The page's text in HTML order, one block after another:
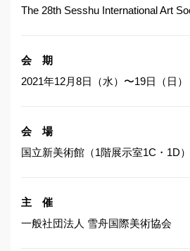
The 28th Sesshu International Art
会 期
2021年12月8日（水）〜19日（日）
会 場
国立新美術館（1階展示室1C・1D）
主 催
一般社団法人 雪舟国際美術協会